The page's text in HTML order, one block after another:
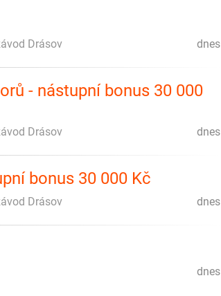
dnes
Drásov
- nástupní bonus 30 000
dnes
Drásov
bonus 30 000 Kč
dnes
Drásov
dnes